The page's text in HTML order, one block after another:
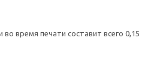
время печати составит всего 0,15